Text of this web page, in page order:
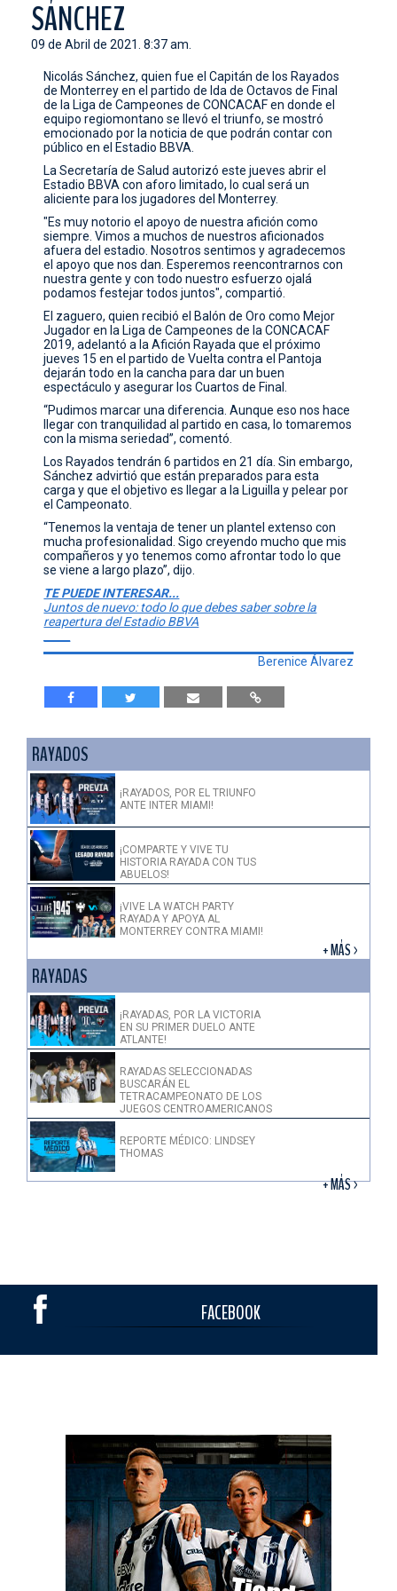
CONTACTO
SÁNCHEZ
09 de Abril de 2021. 8:37 am.
Nicolás Sánchez, quien fue el Capitán de los Rayados
de Monterrey en el partido de Ida de Octavos de Final
de la Liga de Campeones de CONCACAF en donde el
equipo regiomontano se llevó el triunfo, se mostró
emocionado por la noticia de que podrán contar con
público en el Estadio BBVA.
La Secretaría de Salud autorizó este jueves abrir el
Estadio BBVA con aforo limitado, lo cual será un
aliciente para los jugadores del Monterrey.
"Es muy notorio el apoyo de nuestra afición como
siempre. Vimos a muchos de nuestros aficionados
afuera del estadio. Nosotros sentimos y agradecemos
el apoyo que nos dan. Esperemos reencontrarnos con
nuestra gente y con todo nuestro esfuerzo ojalá
podamos festejar todos juntos", compartió.
El zaguero, quien recibió el Balón de Oro como Mejor
Jugador en la Liga de Campeones de la CONCACAF
2019, adelantó a la Afición Rayada que el próximo
jueves 15 en el partido de Vuelta contra el Pantoja
dejarán todo en la cancha para dar un buen
espectáculo y asegurar los Cuartos de Final.
“Pudimos marcar una diferencia. Aunque eso nos hace
llegar con tranquilidad al partido en casa, lo tomaremos
con la misma seriedad”, comentó.
Los Rayados tendrán 6 partidos en 21 día. Sin embargo,
Sánchez advirtió que están preparados para esta
carga y que el objetivo es llegar a la Liguilla y pelear por
el Campeonato.
“Tenemos la ventaja de tener un plantel extenso con
mucha profesionalidad. Sigo creyendo mucho que mis
compañeros y yo tenemos como afrontar todo lo que
se viene a largo plazo”, dijo.
TE PUEDE INTERESAR...
Juntos de nuevo: todo lo que debes saber sobre la
reapertura del Estadio BBVA
Berenice Álvarez
RAYADOS
¡RAYADOS, POR EL TRIUNFO
ANTE INTER MIAMI!
¡COMPARTE Y VIVE TU
HISTORIA RAYADA CON TUS
ABUELOS!
¡VIVE LA WATCH PARTY
RAYADA Y APOYA AL
MONTERREY CONTRA MIAMI!
+ MÁS >
RAYADAS
¡RAYADAS, POR LA VICTORIA
EN SU PRIMER DUELO ANTE
ATLANTE!
RAYADAS SELECCIONADAS
BUSCARÁN EL
TETRACAMPEONATO DE LOS
JUEGOS CENTROAMERICANOS
REPORTE MÉDICO: LINDSEY
THOMAS
+ MÁS >
FACEBOOK